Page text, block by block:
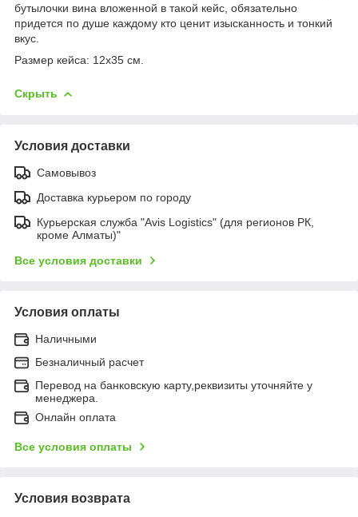
бутылочки вина вложенной в такой кейс, обязательно
придется по душе каждому кто ценит изысканность и тонкий
вкус.
Размер кейса: 12x35 см.
Скрыть
Условия доставки
Самовывоз
Доставка курьером по городу
Курьерская служба "Avis Logistics" (для регионов РК,
кроме Алматы)"
Все условия доставки
Условия оплаты
Наличными
Безналичный расчет
Перевод на банковскую карту,реквизиты уточняйте у
менеджера.
Онлайн оплата
Все условия оплаты
Условия возврата